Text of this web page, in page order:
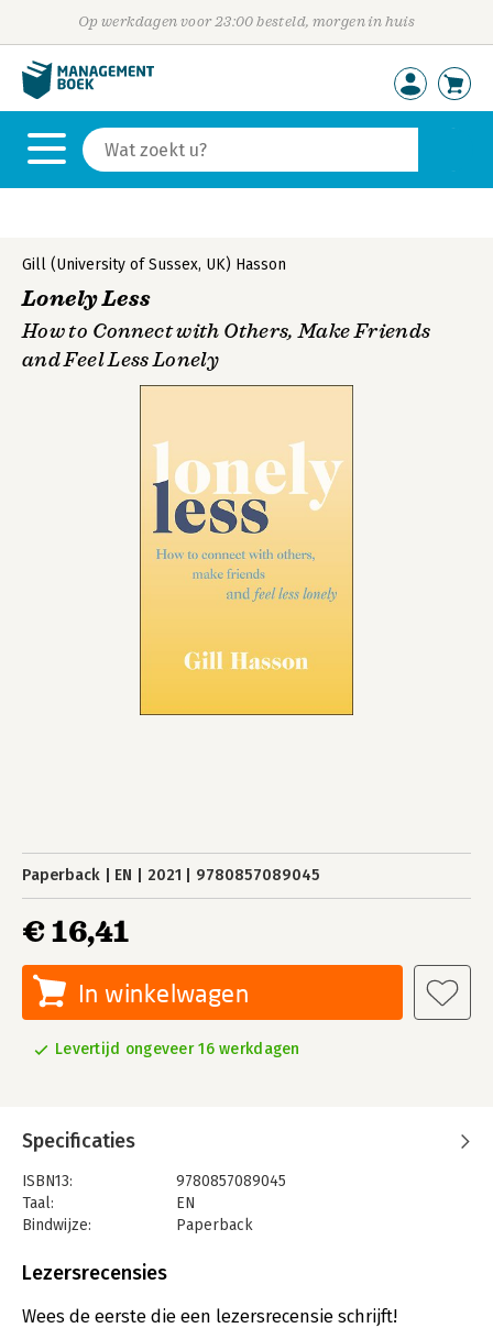
Op werkdagen voor 23:00 besteld, morgen in huis
Gill (University of Sussex, UK) Hasson
Lonely Less
How to Connect with Others, Make Friends
and Feel Less Lonely
Paperback EN 2021 9780857089045
€ 16,41
In winkelwagen
Levertijd ongeveer 16 werkdagen
Specificaties
ISBN13:
9780857089045
Taal:
EN
Bindwijze:
Paperback
Uitgever:
Lezersrecensies
Wees de eerste die een lezersrecensie schrijft!